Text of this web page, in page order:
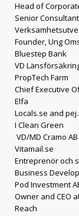
Head of
Senior
Founder, Ung
Bluestep Bank
VD
PropTech Farm
Chief Executive
Elfa
Locals.se and
I Clean Green
VD/MD Cramo
Vitamail.se
Entreprenör och
Business
Pod Investment
Owner and CEO
Reach